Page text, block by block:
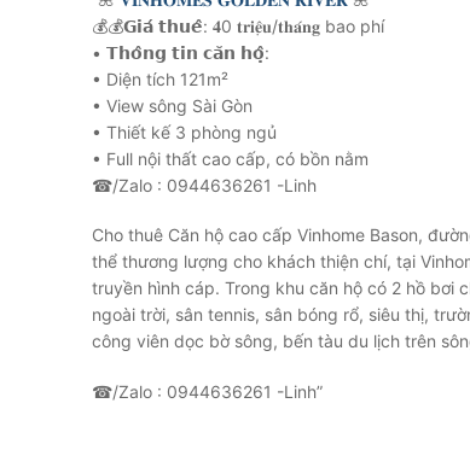
💰💰𝗚𝗶𝗮́ 𝘁𝗵𝘂𝗲̂: 𝟒0 𝐭𝐫𝐢𝐞̣̂𝐮/𝐭𝐡𝐚́𝐧𝐠 bao phí
• 𝗧𝗵𝗼̂𝗻𝗴 𝘁𝗶𝗻 𝗰𝗮̆𝗻 𝗵𝗼̣̂:
• Diện tích 121m²
• View sông Sài Gòn
• Thiết kế 3 phòng ngủ
• Full nội thất cao cấp, có bồn nằm
☎/Zalo : 0944636261 -Linh
Cho thuê Căn hộ cao cấp Vinhome Bason,
thể thương lượng cho khách thiện chí, tại
truyền hình cáp. Trong khu căn hộ có 2 hồ bơi
ngoài trời, sân tennis, sân bóng rổ, siêu thị,
công viên dọc bờ sông, bến tàu du lịch trên
☎/Zalo : 0944636261 -Linh”